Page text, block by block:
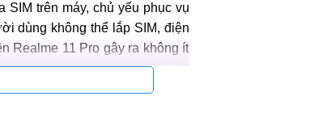
SIM trên máy, chủ yếu phục vụ
dùng không thể lắp SIM, điện
Realme 11 Pro gây ra không ít